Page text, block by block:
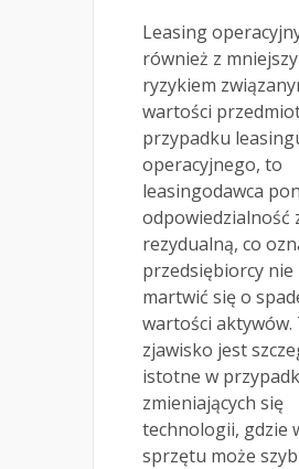
Leasing
również z
ryzykiem
wartości
przypadku
operacyjnego, to
leasingodawca
odpowiedzialność
rezydualną, co
przedsiębiorcy nie
martwić się o
wartości aktywów.
zjawisko jest
istotne w
zmieniających się
technologii, gdzie
sprzętu może